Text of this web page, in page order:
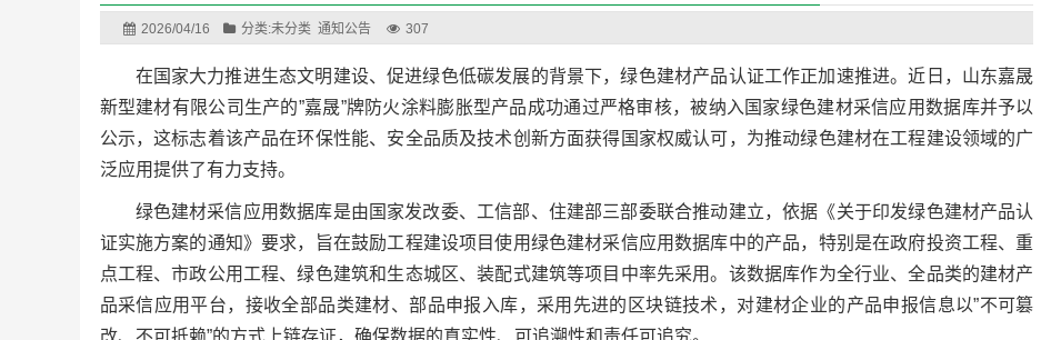
2026/04/16 分类:未分类 通知公告 307
在国家大力推进生态文明建设、促进绿色低碳发展的背景下，绿色建材产品认证工作正加速推进。近日，山东嘉晟
新型建材有限公司生产的”嘉晟”牌防火涂料膨胀型产品成功通过严格审核，被纳入国家绿色建材采信应用数据库并予以
公示，这标志着该产品在环保性能、安全品质及技术创新方面获得国家权威认可，为推动绿色建材在工程建设领域的广
泛应用提供了有力支持。
绿色建材采信应用数据库是由国家发改委、工信部、住建部三部委联合推动建立，依据《关于印发绿色建材产品认
证实施方案的通知》要求，旨在鼓励工程建设项目使用绿色建材采信应用数据库中的产品，特别是在政府投资工程、重
点工程、市政公用工程、绿色建筑和生态城区、装配式建筑等项目中率先采用。该数据库作为全行业、全品类的建材产
品采信应用平台，接收全部品类建材、部品申报入库，采用先进的区块链技术，对建材企业的产品申报信息以”不可篡